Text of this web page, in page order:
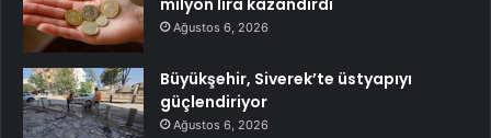
Ağustos 6, 2026
Büyükşehir, Siverek’te üstyapıyı
güçlendiriyor
Ağustos 6, 2026